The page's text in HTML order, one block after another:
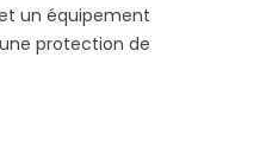
un équipement
protection de